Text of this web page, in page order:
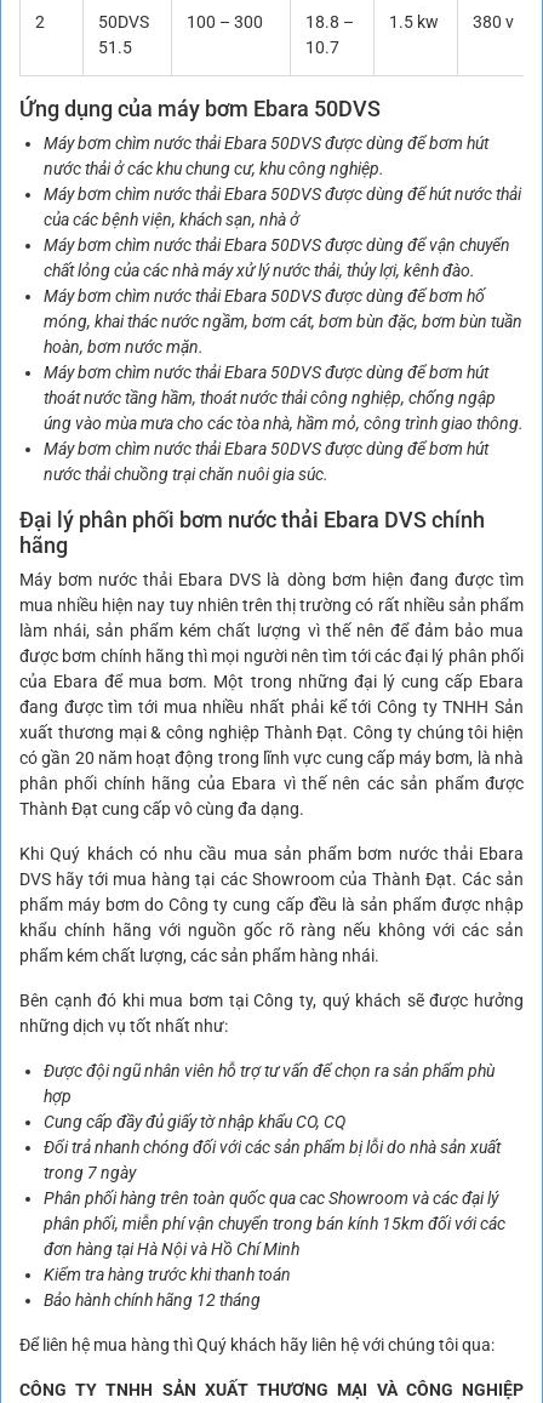
2
50DVS
51.5
100 – 300
18.8 –
10.7
1.5 kw 380 v
Ứng dụng của máy bơm Ebara 50DVS
Máy bơm chìm nước thải Ebara 50DVS được dùng để bơm hút
nước thải ở các khu chung cư, khu công nghiệp.
Máy bơm chìm nước thải Ebara 50DVS được dùng để hút nước thải
của các bệnh viện, khách sạn, nhà ở
Máy bơm chìm nước thải Ebara 50DVS được dùng để vận chuyển
chất lỏng của các nhà máy xử lý nước thải, thủy lợi, kênh đào.
Máy bơm chìm nước thải Ebara 50DVS được dùng để bơm hố
móng, khai thác nước ngầm, bơm cát, bơm bùn đặc, bơm bùn tuần
hoàn, bơm nước mặn.
Máy bơm chìm nước thải Ebara 50DVS được dùng để bơm hút
thoát nước tầng hầm, thoát nước thải công nghiệp, chống ngập
úng vào mùa mưa cho các tòa nhà, hầm mỏ, công trình giao thông.
Máy bơm chìm nước thải Ebara 50DVS được dùng để bơm hút
nước thải chuồng trại chăn nuôi gia súc.
Đại lý phân phối bơm nước thải Ebara DVS chính
hãng
Máy bơm nước thải Ebara DVS là dòng bơm hiện đang được tìm
mua nhiều hiện nay tuy nhiên trên thị trường có rất nhiều sản phẩm
làm nhái, sản phẩm kém chất lượng vì thế nên để đảm bảo mua
được bơm chính hãng thì mọi người nên tìm tới các đại lý phân phối
của Ebara để mua bơm. Một trong những đại lý cung cấp Ebara
đang được tìm tới mua nhiều nhất phải kể tới Công ty TNHH Sản
xuất thương mại & công nghiệp Thành Đạt. Công ty chúng tôi hiện
có gần 20 năm hoạt động trong lĩnh vực cung cấp máy bơm, là nhà
phân phối chính hãng của Ebara vì thế nên các sản phẩm được
Thành Đạt cung cấp vô cùng đa dạng.
Khi Quý khách có nhu cầu mua sản phẩm bơm nước thải Ebara
DVS hãy tới mua hàng tại các Showroom của Thành Đạt. Các sản
phẩm máy bơm do Công ty cung cấp đều là sản phẩm được nhập
khẩu chính hãng với nguồn gốc rõ ràng nếu không với các sản
phẩm kém chất lượng, các sản phẩm hàng nhái.
Bên cạnh đó khi mua bơm tại Công ty, quý khách sẽ được hưởng
những dịch vụ tốt nhất như:
Được đội ngũ nhân viên hỗ trợ tư vấn để chọn ra sản phẩm phù
hợp
Cung cấp đầy đủ giấy tờ nhập khẩu CO, CQ
Đổi trả nhanh chóng đối với các sản phẩm bị lỗi do nhà sản xuất
trong 7 ngày
Phân phối hàng trên toàn quốc qua cac Showroom và các đại lý
phân phối, miễn phí vận chuyển trong bán kính 15km đối với các
đơn hàng tại Hà Nội và Hồ Chí Minh
Kiểm tra hàng trước khi thanh toán
Bảo hành chính hãng 12 tháng
Để liên hệ mua hàng thì Quý khách hãy liên hệ với chúng tôi qua:
CÔNG TY TNHH SẢN XUẤT THƯƠNG MẠI VÀ CÔNG NGHIỆP